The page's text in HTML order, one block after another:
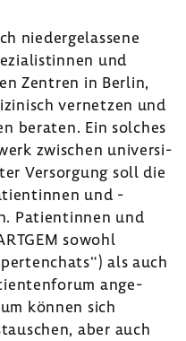
nieder­ge­las­sene
und
Zentren in Berlin,
vernetzen und
beraten. Ein solches
zwischen univer­si­
Versor­gung soll die
und -​
Pati­en­tinnen und
sowohl
als auch
ange­
können sich
aber auch